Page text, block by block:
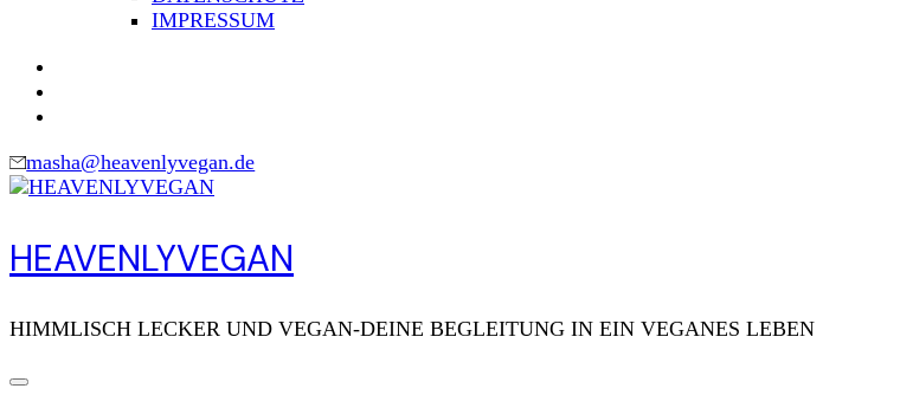
IMPRESSUM
masha@heavenlyvegan.de
HEAVENLYVEGAN
HIMMLISCH LECKER UND VEGAN-DEINE BEGLEITUNG IN EIN VEGANES LEBEN